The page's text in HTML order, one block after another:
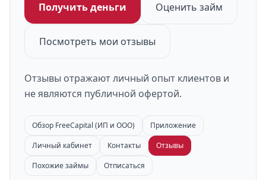
Получить деньги Оценить займ
Посмотреть мои отзывы
Отзывы отражают личный опыт клиентов и
не являются публичной офертой.
Обзор FreeCapital (ИП и ООО)
Приложение
Личный кабинет
Контакты
Отзывы
Похожие займы
Отписаться